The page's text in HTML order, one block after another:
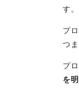
す。
プ
つ
プ
を